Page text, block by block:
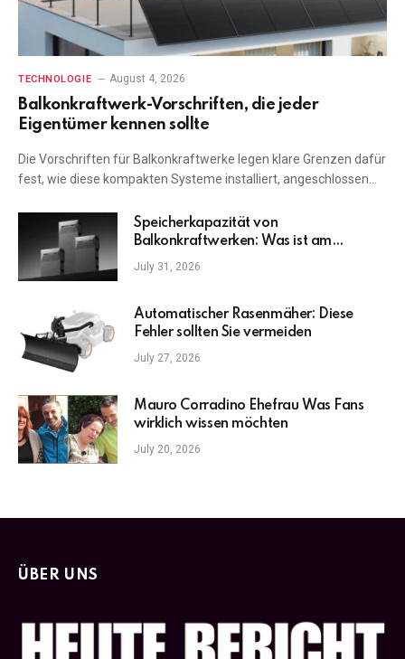
TECHNOLOGIE August 4, 2026
Balkonkraftwerk-Vorschriften, die jeder
Eigentümer kennen sollte
Die Vorschriften für Balkonkraftwerke legen klare Grenzen dafür
fest, wie diese kompakten Systeme installiert, angeschlossen…
Speicherkapazität von
Balkonkraftwerken: Was ist am
wichtigsten?
July 31, 2026
Automatischer Rasenmäher: Diese
Fehler sollten Sie vermeiden
July 27, 2026
Mauro Corradino Ehefrau Was Fans
wirklich wissen möchten
July 20, 2026
ÜBER UNS